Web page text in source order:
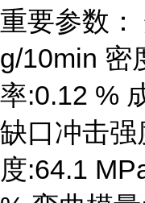
重要参数
g/10min 密
率:0.12 %
缺口冲击强
度:64.1